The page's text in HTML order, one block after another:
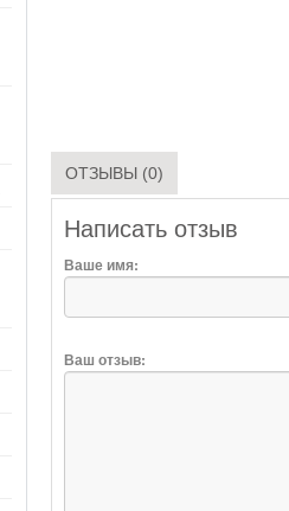
ОТЗЫВЫ (0)
Написать отзыв
Ваше имя:
Ваш отзыв: